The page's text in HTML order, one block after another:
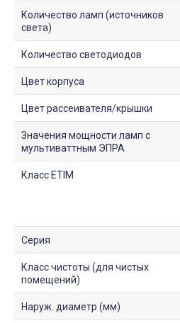
Количество ламп (источников
света)
Количество светодиодов
Цвет корпуса
Цвет рассеивателя/крышки
Значения мощности ламп с
мультиваттным ЭПРА
Класс ETIM
Серия
Класс чистоты (для чистых
помещений)
Наруж. диаметр (мм)